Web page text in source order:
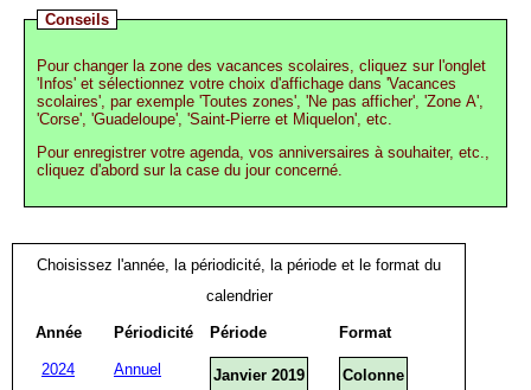
Conseils
Pour changer la zone des vacances scolaires, cliquez sur l'onglet
'Infos' et sélectionnez votre choix d'affichage dans 'Vacances
scolaires', par exemple 'Toutes zones', 'Ne pas afficher', 'Zone A',
'Corse', 'Guadeloupe', 'Saint-Pierre et Miquelon', etc.
Pour enregistrer votre agenda, vos anniversaires à souhaiter, etc.,
cliquez d'abord sur la case du jour concerné.
Choisissez l'année, la périodicité, la période et le format du
calendrier
Année
2024
Périodicité
Annuel
Période
Janvier 2019
Format
Colonne